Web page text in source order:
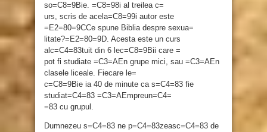
so=C8=9Bie. =C8=98i al treilea c=
urs, scris de acela=C8=99i autor este
=E2=80=9CCe spune Biblia despre sexua=
litate?=E2=80=9D. Acesta este un curs
alc=C4=83tuit din 6 lec=C8=9Bii care =
pot fi studiate =C3=AEn grupe mici, sau =C3=AEn
clasele liceale. Fiecare le=
c=C8=9Bie ia 40 de minute ca s=C4=83 fie
studiat=C4=83 =C3=AEmpreun=C4=
=83 cu grupul.
Dumnezeu s=C4=83 ne p=C4=83zeasc=C4=83 de